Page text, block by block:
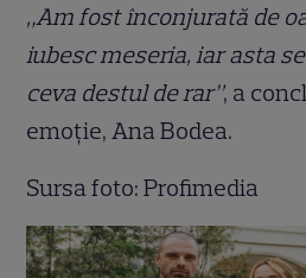
„Am fost înconjurată de
iubesc meseria, iar asta
ceva destul de rar”, a
emoție, Ana Bodea.
Sursa foto: Profimedia